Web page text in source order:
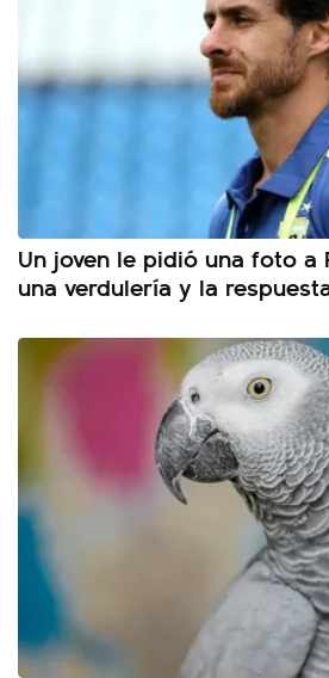
Un joven le pidió una foto a
una verdulería y la